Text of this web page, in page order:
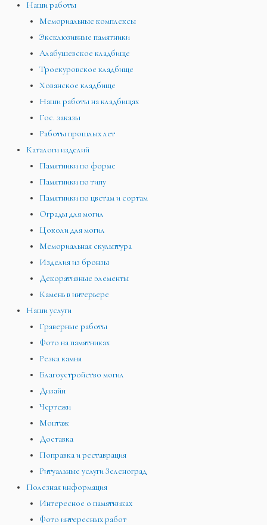
Наши работы
Мемориальные комплексы
Эксклюзивные памятники
Алабушевское кладбище
Троекуровское кладбище
Хованское кладбище
Наши работы на кладбищах
Гос. заказы
Работы прошлых лет
Каталоги изделий
Памятники по форме
Памятники по типу
Памятники по цветам и сортам
Ограды для могил
Цоколи для могил
Мемориальная скульптура
Изделия из бронзы
Декоративные элементы
Камень в интерьере
Наши услуги
Граверные работы
Фото на памятниках
Резка камня
Благоустройство могил
Дизайн
Чертежи
Монтаж
Доставка
Поправка и реставрация
Ритуальные услуги Зеленоград
Полезная информация
Интересное о памятниках
Фото интересных работ